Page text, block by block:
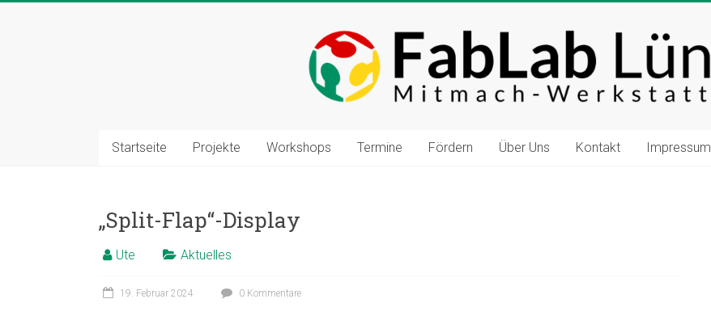
Startseite Projekte Workshops Termine Fördern Über Uns Kontakt Impressum
„Split-Flap“-Display
Ute Aktuelles
19. Februar 2024 0 Kommentare